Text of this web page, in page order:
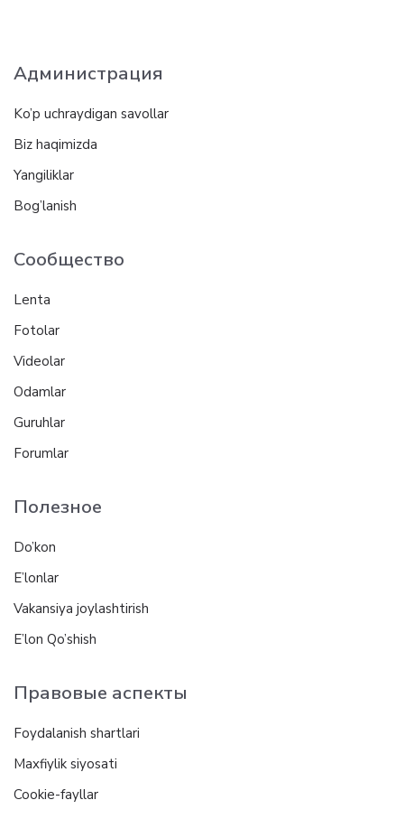
Администрация
Ko’p uchraydigan savollar
Biz haqimizda
Yangiliklar
Bog’lanish
Сообщество
Lenta
Fotolar
Videolar
Odamlar
Guruhlar
Forumlar
Полезное
Do’kon
E’lonlar
Vakansiya joylashtirish
E’lon Qo’shish
Правовые аспекты
Foydalanish shartlari
Maxfiylik siyosati
Cookie-fayllar